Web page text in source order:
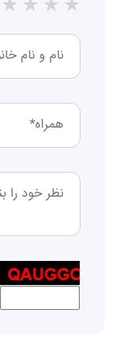
★
★
★
★